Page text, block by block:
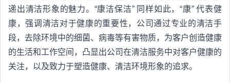
递出清洁形象的魅力。“康洁保洁” 同样如此，“康” 代表健
康，强调清洁对于健康的重要性，公司通过专业的清洁手
段，去除环境中的细菌、病毒等有害物质，为客户创造健康
的生活和工作空间，凸显出公司在清洁服务中对客户健康的
关注，以及致力于塑造健康、清洁环境形象的追求。